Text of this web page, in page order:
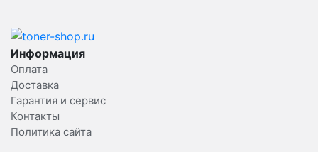
Информация
Оплата
Доставка
Гарантия и сервис
Контакты
Политика сайта